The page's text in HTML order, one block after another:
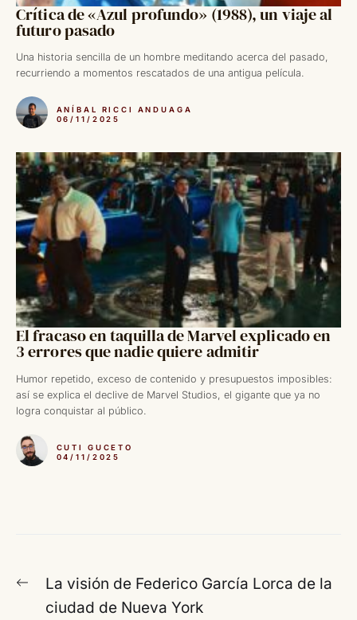
Crítica de «Azul profundo» (1988), un viaje al
futuro pasado
Una historia sencilla de un hombre meditando acerca del pasado,
recurriendo a momentos rescatados de una antigua película.
ANÍBAL RICCI ANDUAGA
06/11/2025
El fracaso en taquilla de Marvel explicado en
3 errores que nadie quiere admitir
Humor repetido, exceso de contenido y presupuestos imposibles:
así se explica el declive de Marvel Studios, el gigante que ya no
logra conquistar al público.
CUTI GUCETO
04/11/2025
Navegación
Entrada
anterior:
La visión de Federico García Lorca de la
ciudad de Nueva York